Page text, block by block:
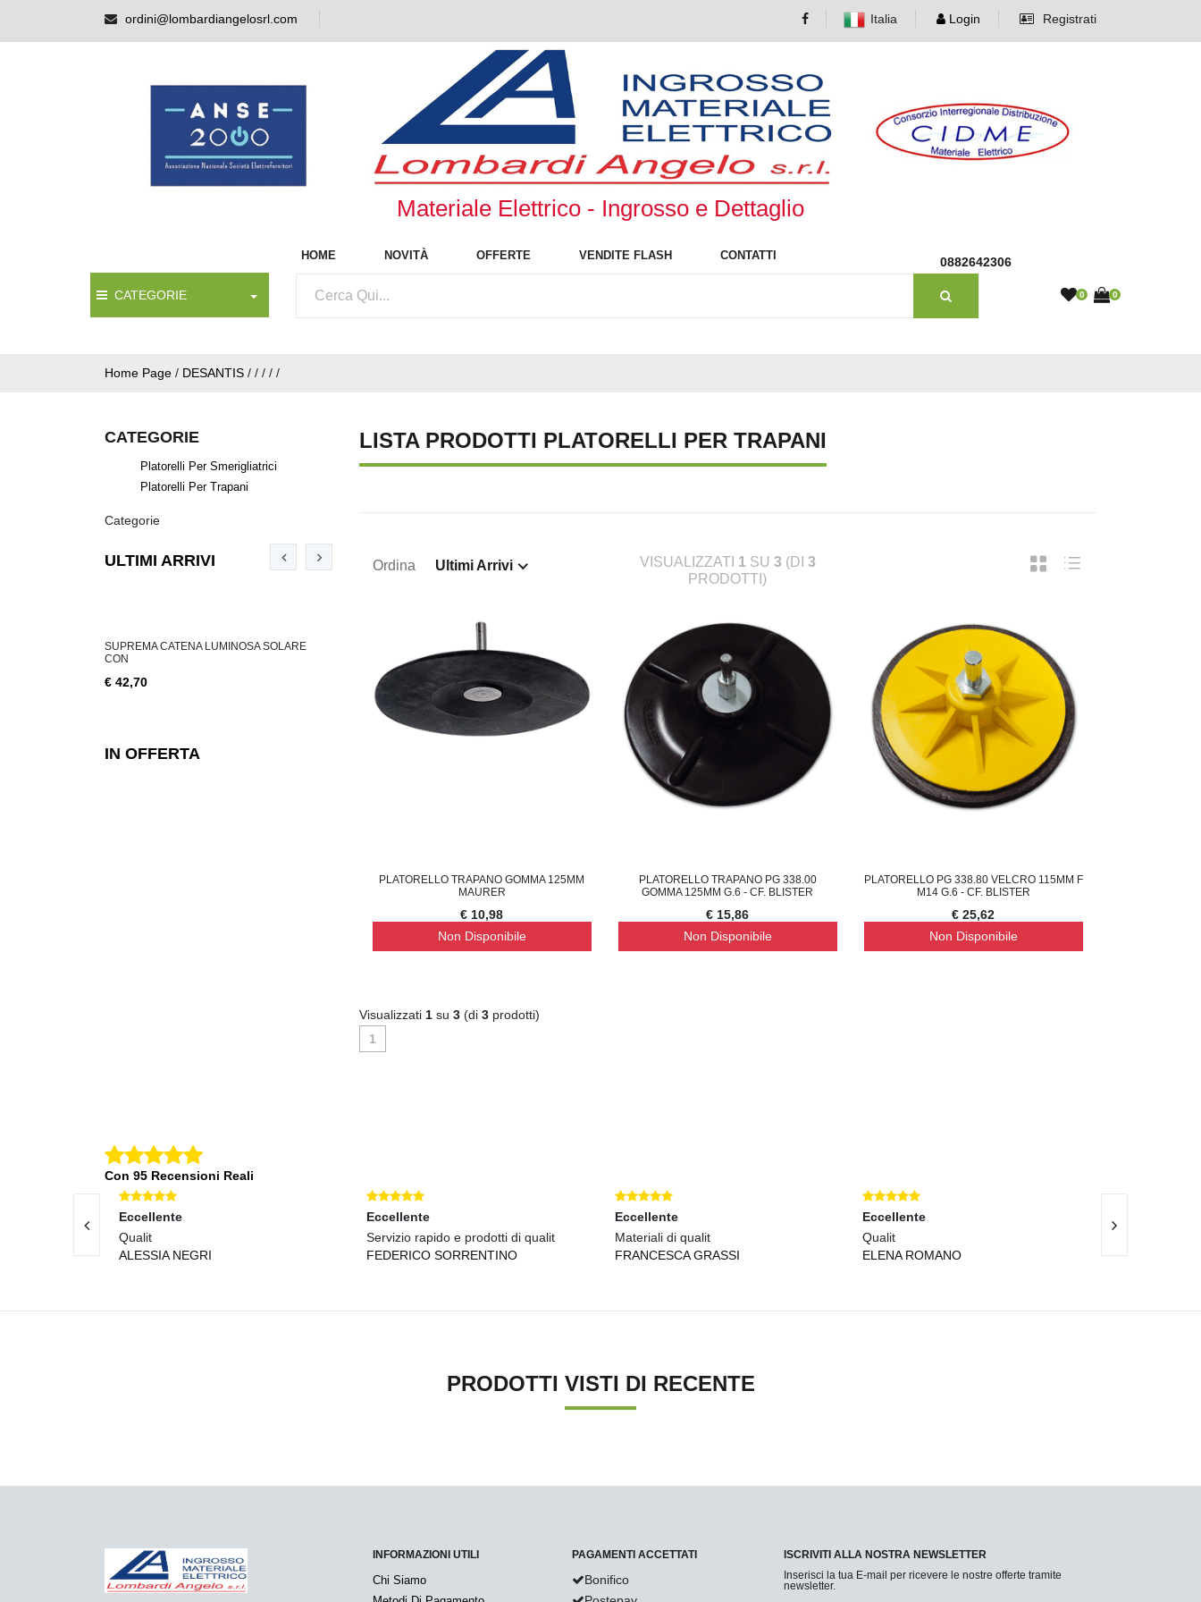
ordini@lombardiangelosrl.com Italia Login Registrati
Materiale Elettrico - Ingrosso e Dettaglio
HOME NOVITÀ OFFERTE VENDITE FLASH CONTATTI 0882642306
CATEGORIE 0 0
Home Page / DESANTIS / / / / /
CATEGORIE
Platorelli Per Smerigliatrici
Platorelli Per Trapani
Categorie
ULTIMI ARRIVI
SUPREMA CATENA LUMINOSA SOLARE
CON
€ 42,70
SUPREMA CATENA LUMINOSA SOLARE, 10 SUPREMA CATENA LUMINOSA SOLARE, 20
€ 23,46
SUPREMA CATENA LUMINOSA SOLARE, 40
€ 37,43
SUPREMA LAMPADA A FILAMENTO
€ 18,49
IN OFFERTA
LISTA PRODOTTI PLATORELLI PER TRAPANI
Ordina Ultimi Arrivi VISUALIZZATI 1 SU 3 (DI 3
PRODOTTI)
PLATORELLO TRAPANO GOMMA 125MM
MAURER
€ 10,98
Non Disponibile
PLATORELLO TRAPANO PG 338.00
GOMMA 125MM G.6 - CF. BLISTER
€ 15,86
Non Disponibile
PLATORELLO PG 338.80 VELCRO 115MM F
M14 G.6 - CF. BLISTER
€ 25,62
Non Disponibile
Visualizzati 1 su 3 (di 3 prodotti)
1
Con 95 Recensioni Reali
Eccellente
Qualit
ALESSIA NEGRI
Eccellente
Servizio rapido e prodotti di qualit
FEDERICO SORRENTINO
Eccellente
Materiali di qualit
FRANCESCA GRASSI
Eccellente
Qualit
ELENA ROMANO
PRODOTTI VISTI DI RECENTE
INFORMAZIONI UTILI
Chi Siamo
PAGAMENTI ACCETTATI
Bonifico
ISCRIVITI ALLA NOSTRA NEWSLETTER
Inserisci la tua E-mail per ricevere le nostre offerte tramite
newsletter.